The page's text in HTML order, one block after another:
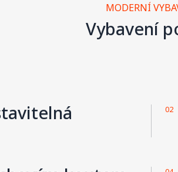
MODERNÍ
Vybavení
02